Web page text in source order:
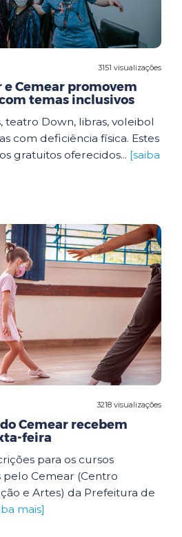
3151 visualizações
e Cemear promovem
temas inclusivos
teatro Down, libras, voleibol
com deficiência física. Estes
gratuitos oferecidos... [saiba
3218 visualizações
Cemear recebem
feira
para os cursos
Cemear (Centro
e Artes) da Prefeitura de
mais]